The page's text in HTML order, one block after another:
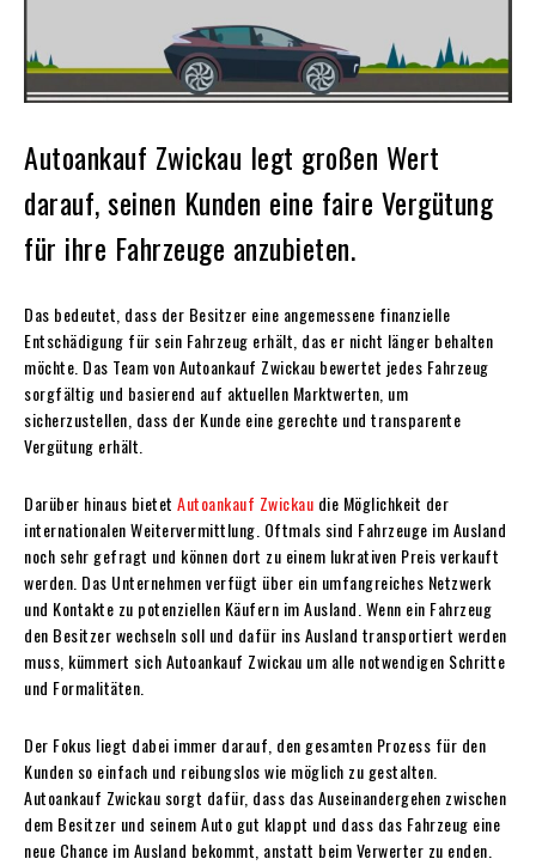
Autoankauf Zwickau legt großen Wert
darauf, seinen Kunden eine faire Vergütung
für ihre Fahrzeuge anzubieten.
Das bedeutet, dass der Besitzer eine angemessene finanzielle
Entschädigung für sein Fahrzeug erhält, das er nicht länger behalten
möchte. Das Team von Autoankauf Zwickau bewertet jedes Fahrzeug
sorgfältig und basierend auf aktuellen Marktwerten, um
sicherzustellen, dass der Kunde eine gerechte und transparente
Vergütung erhält.
Darüber hinaus bietet Autoankauf Zwickau die Möglichkeit der
internationalen Weitervermittlung. Oftmals sind Fahrzeuge im Ausland
noch sehr gefragt und können dort zu einem lukrativen Preis verkauft
werden. Das Unternehmen verfügt über ein umfangreiches Netzwerk
und Kontakte zu potenziellen Käufern im Ausland. Wenn ein Fahrzeug
den Besitzer wechseln soll und dafür ins Ausland transportiert werden
muss, kümmert sich Autoankauf Zwickau um alle notwendigen Schritte
und Formalitäten.
Der Fokus liegt dabei immer darauf, den gesamten Prozess für den
Kunden so einfach und reibungslos wie möglich zu gestalten.
Autoankauf Zwickau sorgt dafür, dass das Auseinandergehen zwischen
dem Besitzer und seinem Auto gut klappt und dass das Fahrzeug eine
neue Chance im Ausland bekommt, anstatt beim Verwerter zu enden.